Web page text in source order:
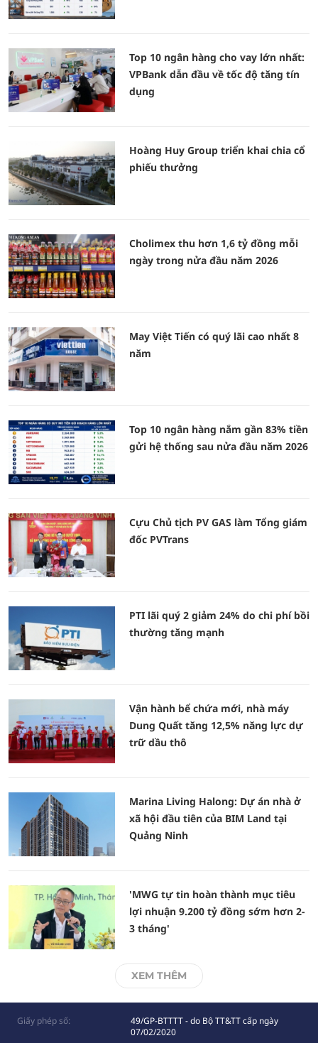
Top 10 ngân hàng cho vay lớn nhất:
VPBank dẫn đầu về tốc độ tăng tín
dụng
Hoàng Huy Group triển khai chia cổ
phiếu thưởng
Cholimex thu hơn 1,6 tỷ đồng mỗi
ngày trong nửa đầu năm 2026
May Việt Tiến có quý lãi cao nhất 8
năm
Top 10 ngân hàng nắm gần 83% tiền
gửi hệ thống sau nửa đầu năm 2026
Cựu Chủ tịch PV GAS làm Tổng giám
đốc PVTrans
PTI lãi quý 2 giảm 24% do chi phí bồi
thường tăng mạnh
Vận hành bể chứa mới, nhà máy
Dung Quất tăng 12,5% năng lực dự
trữ dầu thô
Marina Living Halong: Dự án nhà ở
xã hội đầu tiên của BIM Land tại
Quảng Ninh
'MWG tự tin hoàn thành mục tiêu
lợi nhuận 9.200 tỷ đồng sớm hơn 2-
3 tháng'
XEM THÊM
Giấy phép số:
49/GP-BTTTT - do Bộ TT&TT cấp ngày
07/02/2020